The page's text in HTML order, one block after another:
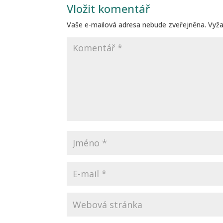
Vložit komentář
Vaše e-mailová adresa nebude zveřejněna.